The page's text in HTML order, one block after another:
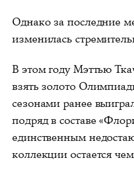
Однако за последние
изменилась
В этом году Мэттью
взять золото
сезонами ранее
подряд в составе
единственным
коллекции остается